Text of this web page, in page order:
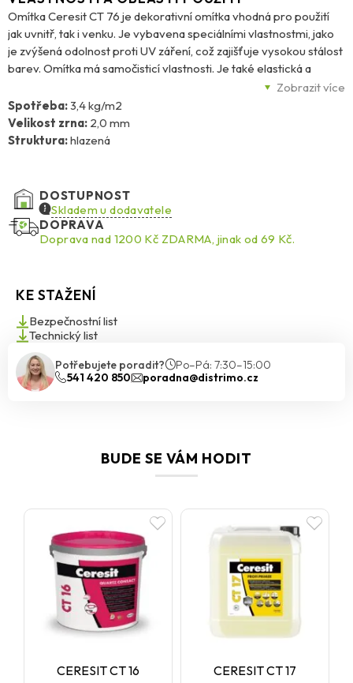
Zobrazit více
Omítka Ceresit CT 76 je dekorativní omítka vhodná pro použití
jak uvnitř, tak i venku. Je vybavena speciálními vlastnostmi, jako
je zvýšená odolnost proti UV záření, což zajišťuje vysokou stálost
barev. Omítka má samočisticí vlastnosti. Je také elastická a
odolná proti nárazu, což zajišťuje ochranu povrchu před
poškozením. Díky velmi nízké nasákavosti a vysoké
paropropustnosti je tato omítka vhodná pro použití v různých
podmínkách a odolná proti různým povětrnostním vlivům.
barvě. Omítka Ceresit CT 76 je vhodná pro vytváření
tenkovrstvých dekorativních omítek na betonových podkladech,
tradičních omítkách, sádrových podkladech, dřevotřískových
nebo sádrokartonových deskách a dalších podkladech. Je také
použití desek z polystyrénu nebo minerální vlny. Je ideální pro
použití na místech, kde je nežádoucí vysoká paropropustnost.
Díky speciálním přísadám má omítka Ceresit CT 76 schopnost
„samouzavření“ trhlin na povrchu a zvýšené množství UV
absorbérů poskytuje perfektní barevnou stálost. Více informací
naleznete v technickém listu, který je dostupný v sekci ke stažení.
Spotřeba:3,4 kg/m2
Velikost zrna: 2,0 mm
Struktura:hlazená
DOSTUPNOST
Skladem u dodavatele
DOPRAVA
Doprava nad 1200 Kč ZDARMA, jinak od 69 Kč.
KE STAŽENÍ
Bezpečnostní list
Technický list
Potřebujete poradit?
Po–Pá: 7:30–15:00
541 420 850
poradna@distrimo.cz
BUDE SE VÁM HODIT
CERESIT CT 16 CERESIT CT 17